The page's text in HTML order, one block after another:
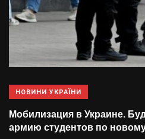
НОВИНИ УКРАЇНИ
Мобилизация в Украине.
армию студентов по